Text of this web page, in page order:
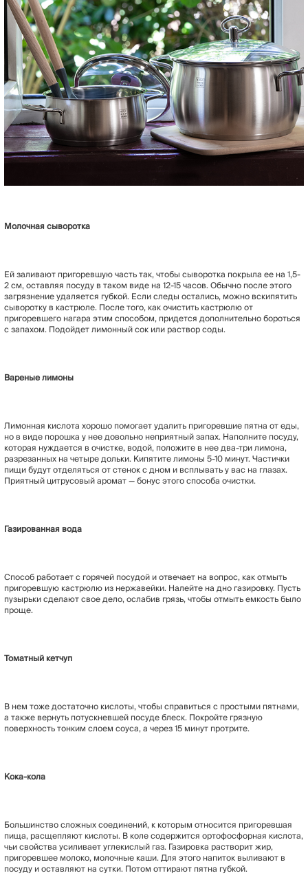
Молочная сыворотка
Ей заливают пригоревшую часть так, чтобы сыворотка покрыла ее на 1,5-
2 см, оставляя посуду в таком виде на 12-15 часов. Обычно после этого
загрязнение удаляется губкой. Если следы остались, можно вскипятить
сыворотку в кастрюле. После того, как очистить кастрюлю от
пригоревшего нагара этим способом, придется дополнительно бороться
с запахом. Подойдет лимонный сок или раствор соды.
Вареные лимоны
Лимонная кислота хорошо помогает удалить пригоревшие пятна от еды,
но в виде порошка у нее довольно неприятный запах. Наполните посуду,
которая нуждается в очистке, водой, положите в нее два-три лимона,
разрезанных на четыре дольки. Кипятите лимоны 5-10 минут. Частички
пищи будут отделяться от стенок с дном и всплывать у вас на глазах.
Приятный цитрусовый аромат — бонус этого способа очистки.
Газированная вода
Способ работает с горячей посудой и отвечает на вопрос, как отмыть
пригоревшую кастрюлю из нержавейки. Налейте на дно газировку. Пусть
пузырьки сделают свое дело, ослабив грязь, чтобы отмыть емкость было
проще.
Томатный кетчуп
В нем тоже достаточно кислоты, чтобы справиться с простыми пятнами,
а также вернуть потускневшей посуде блеск. Покройте грязную
поверхность тонким слоем соуса, а через 15 минут протрите.
Кока-кола
Большинство сложных соединений, к которым относится пригоревшая
пища, расщепляют кислоты. В коле содержится ортофосфорная кислота,
чьи свойства усиливает углекислый газ. Газировка растворит жир,
пригоревшее молоко, молочные каши. Для этого напиток выливают в
посуду и оставляют на сутки. Потом оттирают пятна губкой.